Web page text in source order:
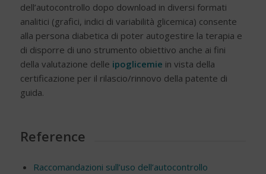
dell’autocontrollo dopo download in diversi formati
analitici (grafici, indici di variabilità glicemica) consente
alla persona diabetica di poter autogestire la terapia e
di disporre di uno strumento obiettivo anche ai fini
della valutazione delle ipoglicemie in vista della
certificazione per il rilascio/rinnovo della patente di
guida.
Reference
Raccomandazioni sull’uso dell’autocontrollo